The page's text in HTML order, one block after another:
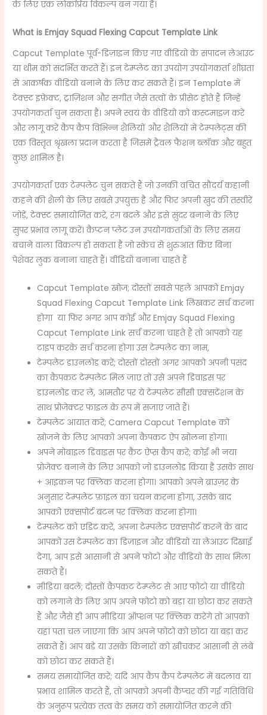
के लिए एक लोकप्रिय विकल्प बन गया है।
What is Emjay Squad Flexing Capcut Template Link
Capcut Template पूर्व-डिज़ाइन किए गए वीडियो के संपादन लेआउट
या थीम को संदर्भित करते हैं। इन टेम्प्लेट का उपयोग उपयोगकर्ता शीघ्रता
से आकर्षक वीडियो बनाने के लिए कर सकते हैं। इन Template में
टेक्स्ट इफ़ेक्ट, ट्रांज़िशन और संगीत जैसे तत्वों के प्रीसेट होते हैं जिन्हें
उपयोगकर्ता चुन सकता है। अपने स्वयं के वीडियो को कस्टमाइज़ करें
और लागू करें कैप कैप विभिन्न शैलियों और शैलियों में टेम्पलेट्स की
एक विस्तृत श्रृंखला प्रदान करता है जिसमें ट्रैवल फैशन ब्लॉक और बहुत
कुछ शामिल है।
उपयोगकर्ता एक टेम्पलेट चुन सकते हैं जो उनकी वंचित सौंदर्य कहानी
कहने की शैली के लिए सबसे उपयुक्त है और फिर अपनी खुद की तस्वीरें
जोड़ें, टेक्स्ट समायोजित करें, रंग बदलें और इसे सुंदर बनाने के लिए
सुपर प्रभाव लागू करें। कैप्टन प्लेट उन उपयोगकर्ताओं के लिए समय
बचाने वाला विकल्प हो सकता है जो स्केच से शुरुआत किए बिना
पेशेवर लुक बनाना चाहते हैं। वीडियो बनाना चाहते हैं
Capcut Template खोज; दोस्तों सबसे पहले आपको Emjay
Squad Flexing Capcut Template Link लिखकर सर्च करना
होगा या फिर अगर आप कोई और Emjay Squad Flexing
Capcut Template Link सर्च करना चाहते हैं तो आपको यह
टाइप करके सर्च करना होगा उस टेम्पलेट का नाम,
टेम्पलेट डाउनलोड करें; दोस्तों दोस्तों अगर आपको अपनी पसंद
का कैपकट टेम्पलेट मिल जाए तो उसे अपने डिवाइस पर
डाउनलोड कर लें, आमतौर पर ये टेम्पलेट सीसी एक्सटेंशन के
साथ प्रोजेक्टर फाइल के रूप में सजाए जाते हैं।
टेम्पलेट आयात करें; Camera Capcut Template को
खोजने के लिए आपको अपना कैपकट ऐप खोलना होगा।
अपने मोबाइल डिवाइस पर कैट ऐप्स कैप करें; कोई भी नया
प्रोजेक्ट बनाने के लिए आपको जो डाउनलोड किया है उसके साथ
+ आइकन पर क्लिक करना होगा। आपको अपने ब्राउज़र के
अनुसार टेम्पलेट फ़ाइल का चयन करना होगा, उसके बाद
आपको एक्सपोर्ट बटन पर क्लिक करना होगा।
टेम्पलेट को एडिट करें, अपना टेम्पलेट एक्सपोर्ट करने के बाद
आपको उस टेम्पलेट का डिज़ाइन और वीडियो या लेआउट दिखाई
देगा, आप इसे आसानी से अपने फोटो और वीडियो के साथ मिला
सकते हैं।
मीडिया बदलें; दोस्तों कैपकट टेम्प्लेट से आए फोटो या वीडियो
को लगाने के लिए आप अपने फोटो को बड़ा या छोटा कर सकते
हैं और जैसे ही आप मीडिया ऑप्शन पर क्लिक करेंगे तो आपको
यहां पता चल जाएगा कि आप अपने फोटो को छोटा या बड़ा कर
सकते हैं। आप बड़े या उसके किनारों को खींचकर आसानी से लंबे
को छोटा कर सकते हैं।
समय समायोजित करें; यदि आप कैप कैप टेम्पलेट में बदलाव या
प्रभाव शामिल करते हैं, तो आपको अपनी कैप्चर की गई गतिविधि
के अनुरूप प्रत्येक तत्व के समय को समायोजित करने की